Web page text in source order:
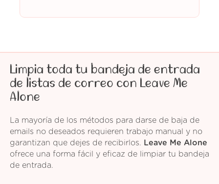
Limpia toda tu bandeja de entrada
de listas de correo con Leave Me
Alone
La mayoría de los métodos para darse de baja de
emails no deseados requieren trabajo manual y no
garantizan que dejes de recibirlos. Leave Me Alone
ofrece una forma fácil y eficaz de limpiar tu bandeja
de entrada.